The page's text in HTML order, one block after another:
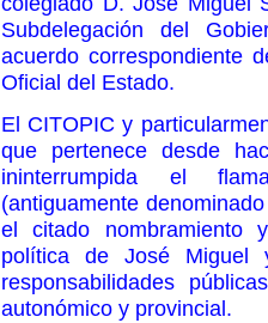
Subdelegación del
acuerdo correspondiente
Oficial del Estado.
El CITOPIC y
que pertenece desde
ininterrumpida el
(antiguamente
el citado nombramiento
política de José
responsabilidades
autonómico y provincial.